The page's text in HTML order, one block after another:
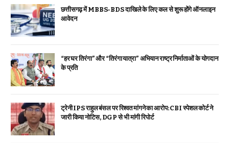
छत्तीसगढ़ में MBBS-BDS दाखिले के लिए कल से शुरू होंगे ऑनलाइन
आवेदन
“हर घर तिरंगा” और “तिरंगा यात्रा” अभियान राष्ट्र निर्माताओं के योगदान
के प्रति
ट्रेनी IPS राहुल बंसल पर रिश्वत मांगने का आरोप: CBI स्पेशल कोर्ट ने
जारी किया नोटिस, DGP से भी मांगी रिपोर्ट